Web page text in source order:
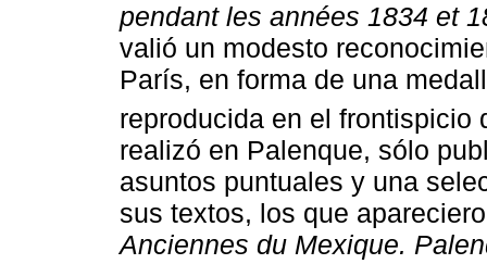
pendant les années 1834 et
valió un modesto
París, en forma de una
reproducida en el frontispicio
realizó en Palenque, sólo
asuntos puntuales y una
sus textos, los que
Anciennes du Mexique.